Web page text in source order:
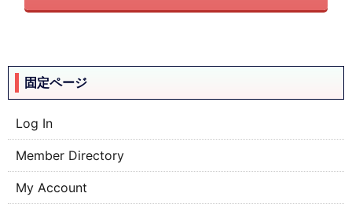
固定ページ
Log In
Member Directory
My Account